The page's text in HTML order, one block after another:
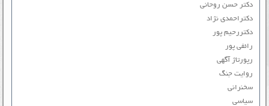
دکتر حسن روحانی
دکتراحمدی نژاد
دکتررحیم پور
رائفی پور
رپورتاژ آگهی
روایت جنگ
سخنرانی
سیاسی